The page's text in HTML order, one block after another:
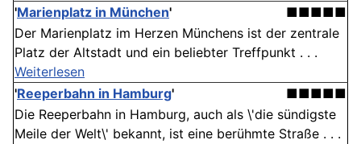
'Marienplatz in München'
■■■■■
Der Marienplatz im Herzen Münchens ist der zentrale
Platz der Altstadt und ein beliebter Treffpunkt . . .
Weiterlesen
'Reeperbahn in Hamburg'
■■■■■
Die Reeperbahn in Hamburg, auch als \'die sündigste
Meile der Welt\' bekannt, ist eine berühmte Straße . . .